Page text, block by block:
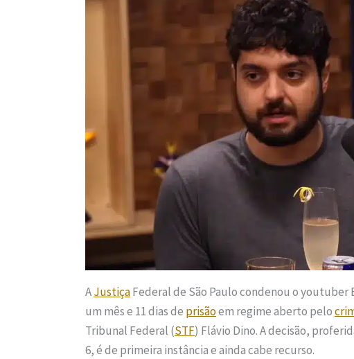
AJustiçaFederal de São Paulo condenou o
um mês e 11 dias de prisãoem regime aberto pelo
Tribunal Federal (STF) Flávio Dino. A decisão,
6, é de primeira instância e ainda cabe recurso.